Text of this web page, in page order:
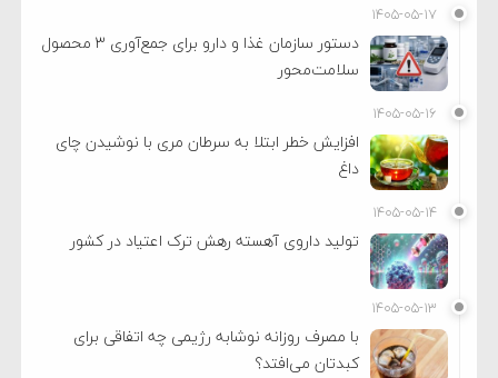
۱۴۰۵-۰۵-۱۷
دستور سازمان غذا و دارو برای جمع‌آوری ۳ محصول
سلامت‌محور
۱۴۰۵-۰۵-۱۶
افزایش خطر ابتلا به سرطان مری با نوشیدن چای
داغ
۱۴۰۵-۰۵-۱۴
تولید داروی آهسته رهش ترک اعتیاد در کشور
۱۴۰۵-۰۵-۱۳
با مصرف روزانه نوشابه رژیمی چه اتفاقی برای
کبدتان می‌افتد؟